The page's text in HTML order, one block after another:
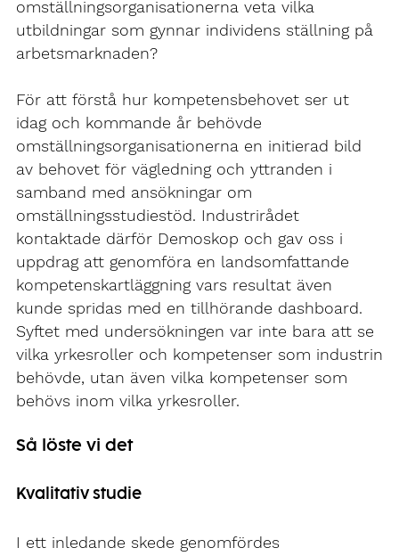
omställningsorganisationerna veta vilka
utbildningar som gynnar individens ställning på
arbetsmarknaden?
För att förstå hur kompetensbehovet ser ut
idag och kommande år behövde
omställningsorganisationerna en initierad bild
av behovet för vägledning och yttranden i
samband med ansökningar om
omställningsstudiestöd. Industrirådet
kontaktade därför Demoskop och gav oss i
uppdrag att genomföra en landsomfattande
kompetenskartläggning vars resultat även
kunde spridas med en tillhörande dashboard.
Syftet med undersökningen var inte bara att se
vilka yrkesroller och kompetenser som industrin
behövde, utan även vilka kompetenser som
behövs inom vilka yrkesroller.
Så löste vi det
Kvalitativ studie
I ett inledande skede genomfördes